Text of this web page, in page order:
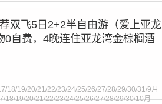
双飞5日2+2半自由游（爱上亚龙
自费，4晚连住亚龙湾金棕榈酒
18/19/20/21/22/23/24/25/26/27/28/29/30/31/9月
18/19/20/21/22/23/24/25/26/27/28/29/30/10月